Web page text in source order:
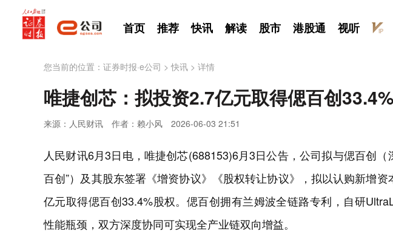
首页 推荐 快讯 解读 股市 港股通 视听
您当前的位置： 证券时报·e公司 >快讯 > 详情
唯捷创芯：拟投资2.7亿元取得偲百创
来源：人民财讯 作者：赖小风 2026-06-03 21:51
人民财讯6月3日电，唯捷创芯(688153)6月3日公告，公司拟与偲百创
百创”）及其股东签署《增资协议》《股权转让协议》，拟以认购新增
亿元取得偲百创33.4%股权。偲百创拥有兰姆波全链路专利，自研
性能瓶颈，双方深度协同可实现全产业链双向增益。